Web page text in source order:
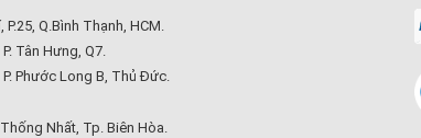
Q.Bình Thạnh, HCM.
Tân Hưng, Q7.
Phước Long B, Thủ Đức.
Nhất, Tp. Biên Hòa.